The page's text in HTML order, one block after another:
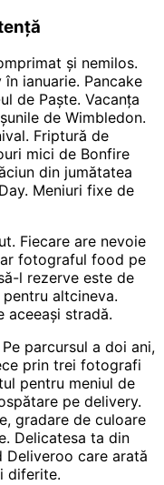
și nemilos.
ianuarie. Pancake
de Paște. Vacanța
de Wimbledon.
Friptură de
mici de Bonfire
din jumătatea
Meniuri fixe de
Fiecare are nevoie
fotograful food pe
l rezerve este de
altcineva.
aceeași stradă.
parcursul a doi ani,
prin trei fotografi
pentru meniul de
pe delivery.
gradare de culoare
Delicatesa ta din
Deliveroo care arată
diferite.